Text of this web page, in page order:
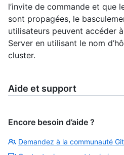
l’invite de commande et que
sont propagées, le
utilisateurs peuvent accéder
Server en utilisant le nom
cluster.
Aide et support
Encore besoin d’aide ?
Demandez à la communauté